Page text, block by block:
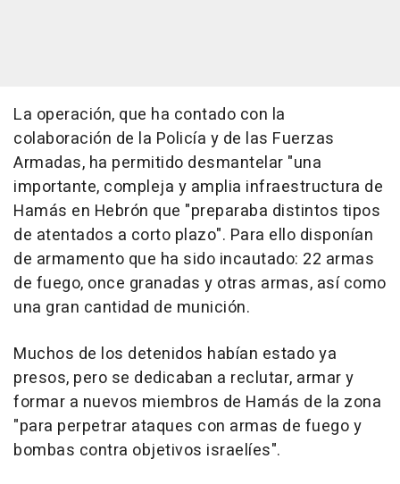
La operación, que ha contado con la
colaboración de la Policía y de las Fuerzas
Armadas, ha permitido desmantelar "una
importante, compleja y amplia infraestructura de
Hamás en Hebrón que "preparaba distintos tipos
de atentados a corto plazo". Para ello disponían
de armamento que ha sido incautado: 22 armas
de fuego, once granadas y otras armas, así como
una gran cantidad de munición.
Muchos de los detenidos habían estado ya
presos, pero se dedicaban a reclutar, armar y
formar a nuevos miembros de Hamás de la zona
"para perpetrar ataques con armas de fuego y
bombas contra objetivos israelíes".